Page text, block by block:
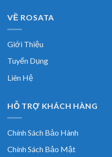
VỀ ROSATA
Giới Thiệu
Tuyển Dụng
Liên Hệ
HỖ TRỢ KHÁCH HÀNG
Chính Sách Bảo Hành
Chính Sách Bảo Mật